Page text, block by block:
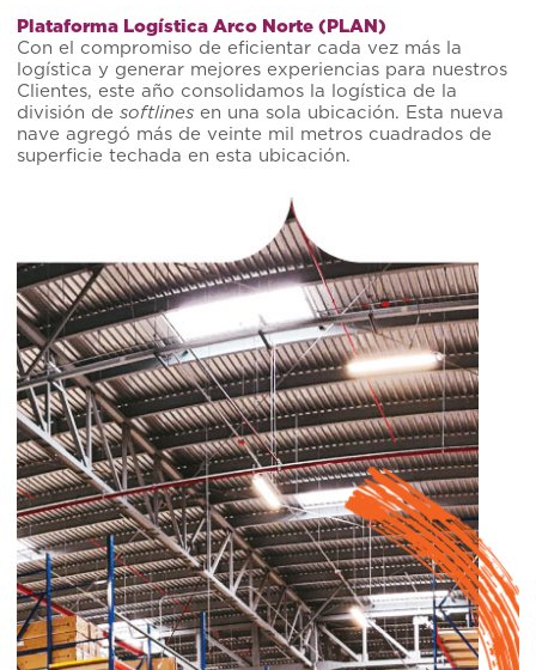
Plataforma Logística Arco Norte (PLAN)
Con el compromiso de eficientar cada vez más la
logística y generar mejores experiencias para nuestros
Clientes, este año consolidamos la logística de la
división de softlines en una sola ubicación. Esta nueva
nave agregó más de veinte mil metros cuadrados de
superficie techada en esta ubicación.